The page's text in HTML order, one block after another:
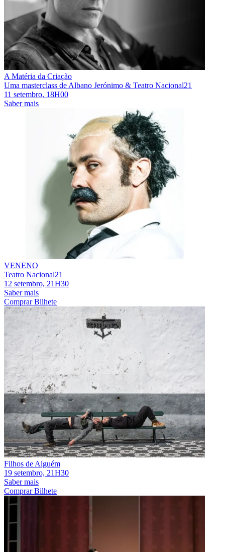
A Matéria da Criação
Uma masterclass de Albano Jerónimo & Teatro Nacional21
11 setembro, 18H00
Saber mais
VENENO
Teatro Nacional21
12 setembro, 21H30
Saber mais
Comprar Bilhete
Filhos de Alguém
19 setembro, 21H30
Saber mais
Comprar Bilhete